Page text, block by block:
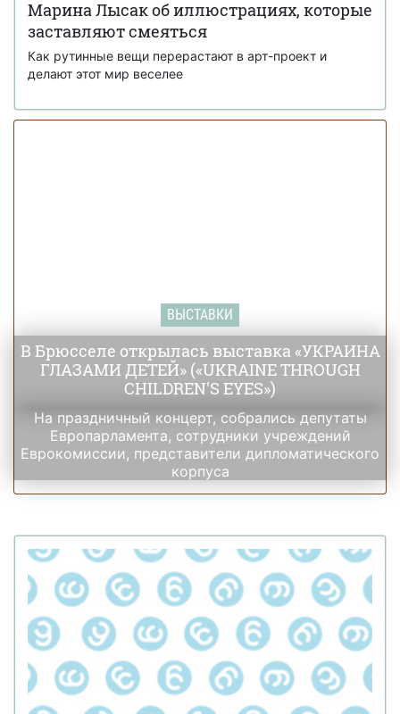
Марина Лысак об иллюстрациях, которые
заставляют смеяться
Как рутинные вещи перерастают в арт-проект и
делают этот мир веселее
ВЫСТАВКИ
В Брюсселе открылась выставка «УКРАИНА
ГЛАЗАМИ ДЕТЕЙ» («UKRAINE THROUGH
CHILDREN'S EYES»)
На праздничный концерт, собрались депутаты
Европарламента, сотрудники учреждений
Еврокомиссии, представители дипломатического
корпуса